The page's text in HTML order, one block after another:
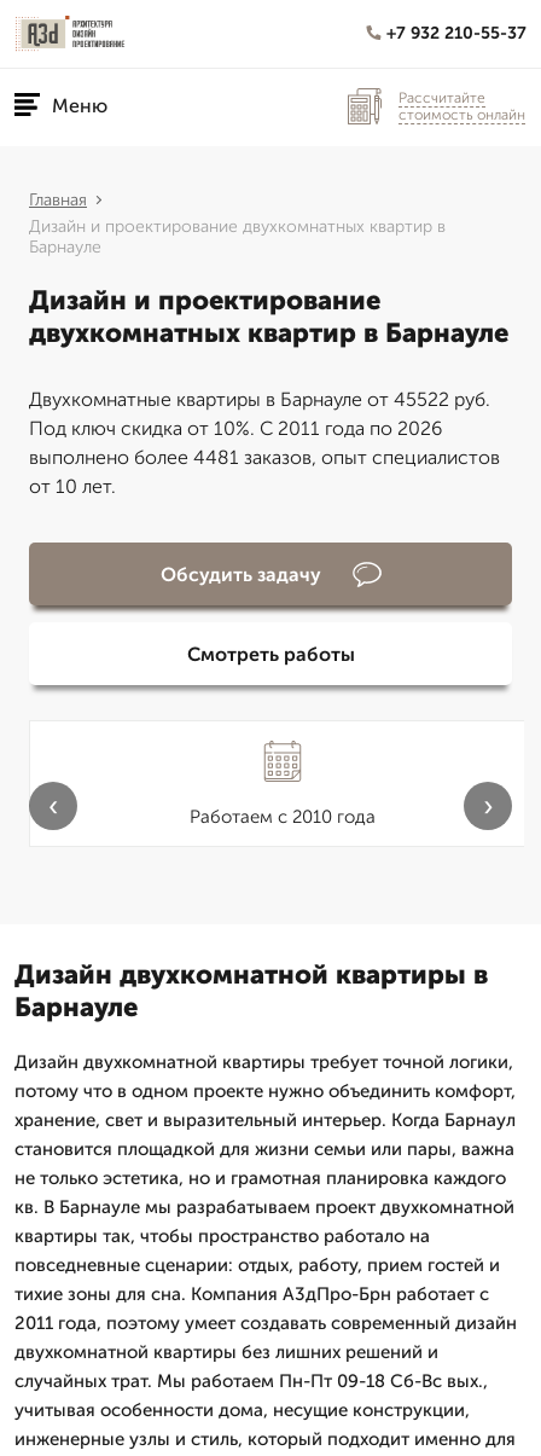
+7 932 210-55-37
Меню
Рассчитайте
стоимость онлайн
Главная
Дизайн и проектирование двухкомнатных квартир в
Барнауле
Дизайн и проектирование
двухкомнатных квартир в Барнауле
Двухкомнатные квартиры в Барнауле от 45522 руб.
Под ключ скидка от 10%. С 2011 года по 2026
выполнено более 4481 заказов, опыт специалистов
от 10 лет.
Обсудить задачу
Смотреть работы
Работаем с 2010 года
‹ ›
Дизайн двухкомнатной квартиры в
Барнауле
Дизайн двухкомнатной квартиры требует точной логики,
потому что в одном проекте нужно объединить комфорт,
хранение, свет и выразительный интерьер. Когда Барнаул
становится площадкой для жизни семьи или пары, важна
не только эстетика, но и грамотная планировка каждого
кв. В Барнауле мы разрабатываем проект двухкомнатной
квартиры так, чтобы пространство работало на
повседневные сценарии: отдых, работу, прием гостей и
тихие зоны для сна. Компания А3дПро-Брн работает с
2011 года, поэтому умеет создавать современный дизайн
двухкомнатной квартиры без лишних решений и
случайных трат. Мы работаем Пн-Пт 09-18 Сб-Вс вых.,
учитывая особенности дома, несущие конструкции,
инженерные узлы и стиль, который подходит именно для